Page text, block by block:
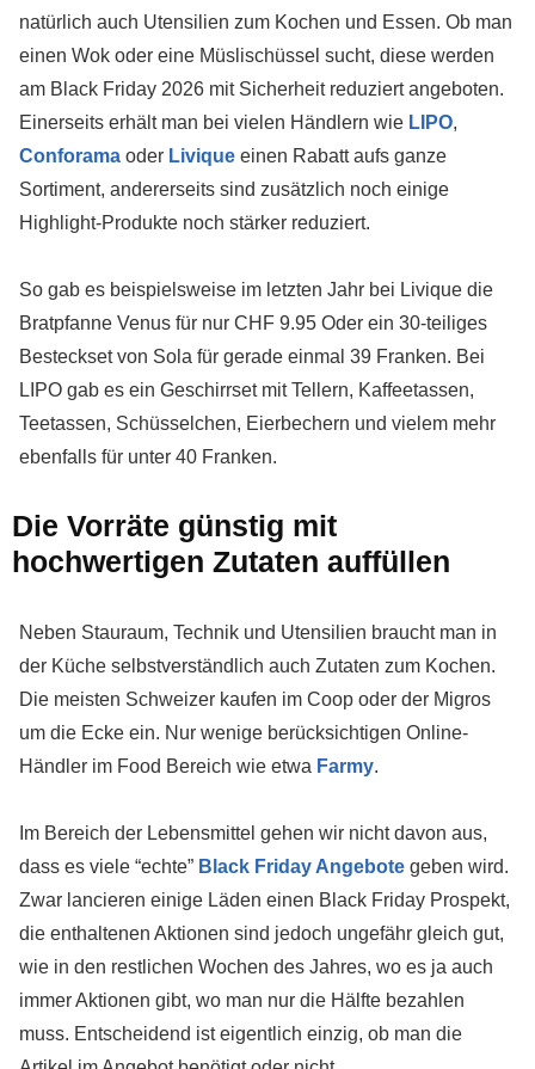
natürlich auch Utensilien zum Kochen und Essen. Ob man
einen Wok oder eine Müslischüssel sucht, diese werden
am Black Friday 2026 mit Sicherheit reduziert angeboten.
Einerseits erhält man bei vielen Händlern wie LIPO,
Conforama oder Livique einen Rabatt aufs ganze
Sortiment, andererseits sind zusätzlich noch einige
Highlight-Produkte noch stärker reduziert.
So gab es beispielsweise im letzten Jahr bei Livique die
Bratpfanne Venus für nur CHF 9.95 Oder ein 30-teiliges
Besteckset von Sola für gerade einmal 39 Franken. Bei
LIPO gab es ein Geschirrset mit Tellern, Kaffeetassen,
Teetassen, Schüsselchen, Eierbechern und vielem mehr
ebenfalls für unter 40 Franken.
Die Vorräte günstig mit
hochwertigen Zutaten auffüllen
Neben Stauraum, Technik und Utensilien braucht man in
der Küche selbstverständlich auch Zutaten zum Kochen.
Die meisten Schweizer kaufen im Coop oder der Migros
um die Ecke ein. Nur wenige berücksichtigen Online-
Händler im Food Bereich wie etwa Farmy.
Im Bereich der Lebensmittel gehen wir nicht davon aus,
dass es viele “echte” Black Friday Angebote geben wird.
Zwar lancieren einige Läden einen Black Friday Prospekt,
die enthaltenen Aktionen sind jedoch ungefähr gleich gut,
wie in den restlichen Wochen des Jahres, wo es ja auch
immer Aktionen gibt, wo man nur die Hälfte bezahlen
muss. Entscheidend ist eigentlich einzig, ob man die